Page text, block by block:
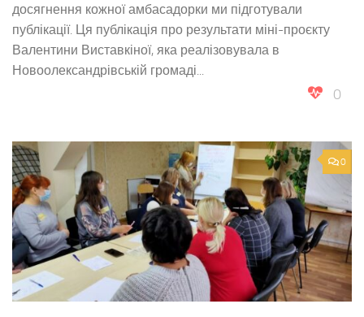
досягнення кожної амбасадорки ми підготували
публікації. Ця публікація про результати міні-проєкту
Валентини Виставкіної, яка реалізовувала в
Новоолександрівській громаді...
0
0